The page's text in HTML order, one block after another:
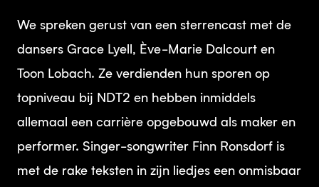
We spreken gerust van een sterrencast met de
dansers Grace Lyell, Ève-Marie Dalcourt en
Toon Lobach. Ze verdienden hun sporen op
topniveau bij NDT2 en hebben inmiddels
allemaal een carrière opgebouwd als maker en
performer. Singer-songwriter Finn Ronsdorf is
met de rake teksten in zijn liedjes een onmisbaar